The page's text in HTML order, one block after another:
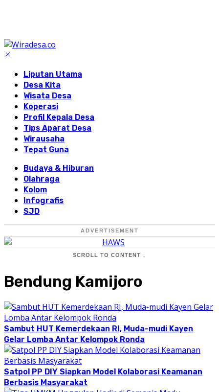
Liputan Utama
Desa Kita
Wisata Desa
Koperasi
Profil Kepala Desa
Tips Aparat Desa
Wirausaha
Tepat Guna
Budaya & Hiburan
Olahraga
Kolom
Infografis
SJD
ADVERTISEMENT
SCROLL TO CONTENT ↓
Bendung Kamijoro
Sambut HUT Kemerdekaan RI, Muda-mudi Kayen
Gelar Lomba Antar Kelompok Ronda
Satpol PP DIY Siapkan Model Kolaborasi Keamanan
Berbasis Masyarakat